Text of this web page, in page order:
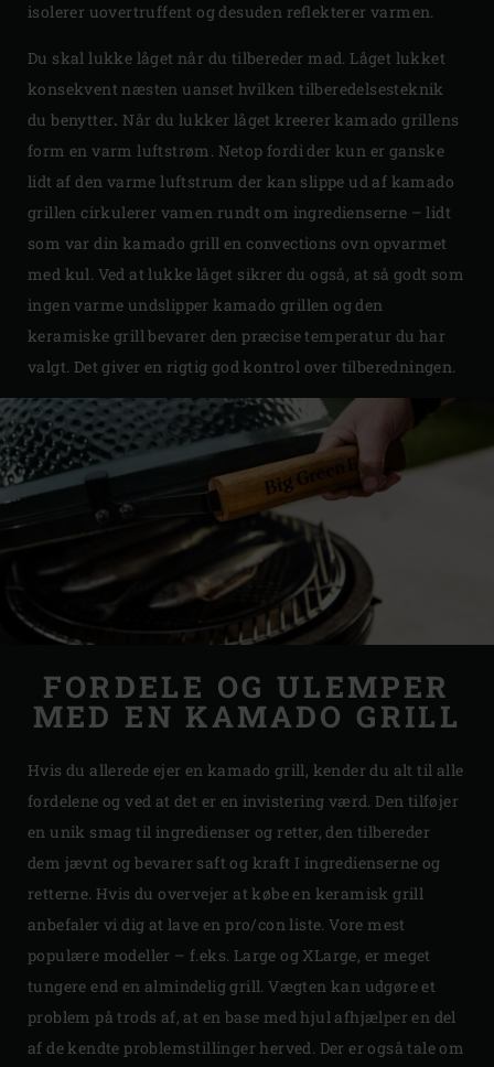
isolerer uovertruffent og desuden reflekterer varmen.
Du skal lukke låget når du tilbereder mad. Låget lukket
konsekvent næsten uanset hvilken tilberedelsesteknik
du benytter. Når du lukker låget kreerer kamado grillens
form en varm luftstrøm. Netop fordi der kun er ganske
lidt af den varme luftstrum der kan slippe ud af kamado
grillen cirkulerer vamen rundt om ingredienserne – lidt
som var din kamado grill en convections ovn opvarmet
med kul. Ved at lukke låget sikrer du også, at så godt som
ingen varme undslipper kamado grillen og den
keramiske grill bevarer den præcise temperatur du har
valgt. Det giver en rigtig god kontrol over tilberedningen.
FORDELE OG ULEMPER
MED EN KAMADO GRILL
Hvis du allerede ejer en kamado grill, kender du alt til alle
fordelene og ved at det er en invistering værd. Den tilføjer
en unik smag til ingredienser og retter, den tilbereder
dem jævnt og bevarer saft og kraft I ingredienserne og
retterne. Hvis du overvejer at købe en keramisk grill
anbefaler vi dig at lave en pro/con liste. Vore mest
populære modeller – f.eks. Large og XLarge, er meget
tungere end en almindelig grill. Vægten kan udgøre et
problem på trods af, at en base med hjul afhjælper en del
af de kendte problemstillinger herved. Der er også tale om